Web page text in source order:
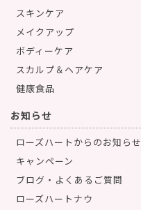
スキンケア
メイクアップ
ボディーケア
スカルプ＆ヘアケア
健康食品
お知らせ
ローズハートからのお知らせ
キャンペーン
ブログ・よくあるご質問
ローズハートナウ